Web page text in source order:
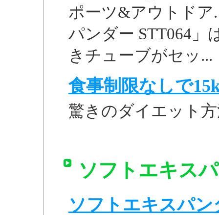
ポーツ&アウトドア
パンダー STT064」
きチューブがセッ...
食事制限なしで
驚きのダイエット
ソフトエキス
ソフトエキスパン